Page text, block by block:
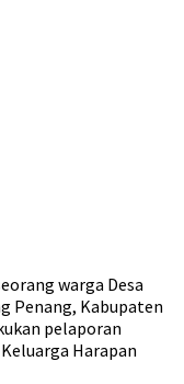
warga Desa
Penang, Kabupaten
pelaporan
Harapan